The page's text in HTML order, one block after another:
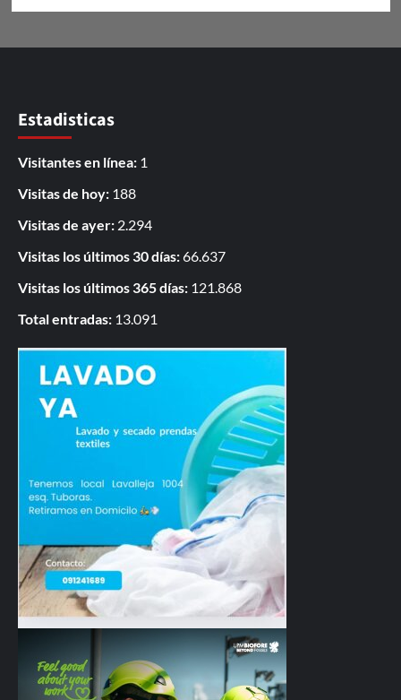
Estadisticas
Visitantes en línea: 1
Visitas de hoy: 188
Visitas de ayer: 2.294
Visitas los últimos 30 días:66.637
Visitas los últimos 365 días: 121.868
Total entradas: 13.091